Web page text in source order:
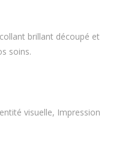
brillant découpé et
soins.
visuelle, Impression